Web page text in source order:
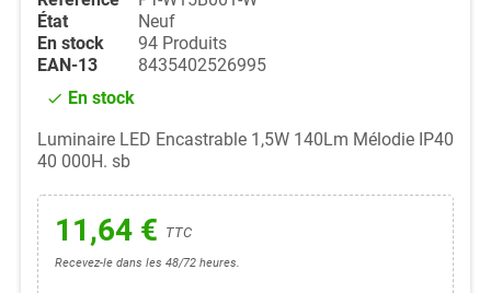
État
Neuf
En stock
94 Produits
EAN-13
8435402526995
check En stock
Luminaire LED Encastrable 1,5W 140Lm Mélodie IP40
40 000H. sb
11,64 € TTC
Recevez-le dans les 48/72 heures.